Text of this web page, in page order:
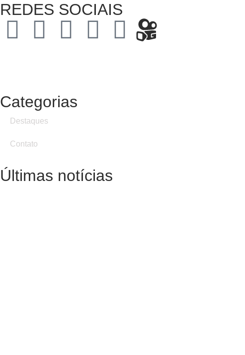
REDES SOCIAIS
Categorias
Destaques
Contato
Últimas notícias